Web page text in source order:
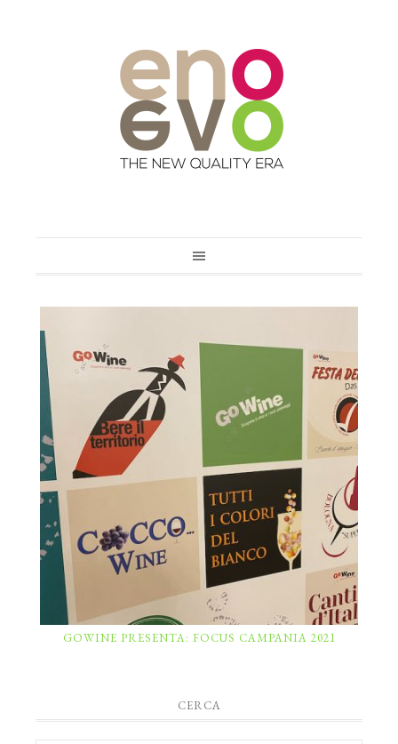
GOWINE PRESENTA: FOCUS CAMPANIA 2021
CERCA